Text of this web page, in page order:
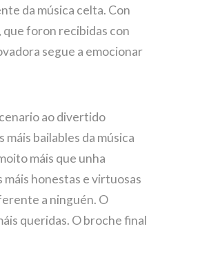
da música celta. Con
que foron recibidas con
segue a emocionar
ao divertido
bailables da música
máis que unha
máis honestas e virtuosas
a ninguén. O
queridas. O broche final